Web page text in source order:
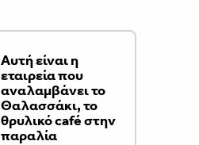
Αυτή είναι η
εταιρεία που
αναλαμβάνει το
Θαλασσάκι, το
θρυλικό café στην
παραλία